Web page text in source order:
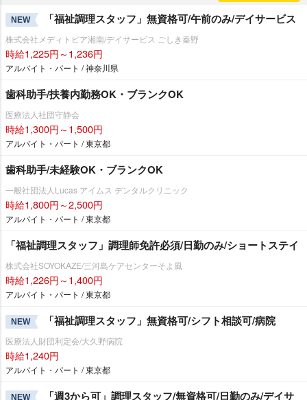
NEW 「福祉調理スタッフ」無資格可/午前のみ/デイサービス
株式会社メディトピア湘南/デイサービス ごしき秦野
時給1,225円～1,236円
アルバイト・パート / 神奈川県
歯科助手/扶養内勤務OK・ブランクOK
医療法人社団守静会
時給1,300円～1,500円
アルバイト・パート / 東京都
歯科助手/未経験OK・ブランクOK
一般社団法人Lucas アイムス デンタルクリニック
時給1,800円～2,500円
アルバイト・パート / 東京都
「福祉調理スタッフ」調理師免許必須/日勤のみ/ショートステイ
株式会社SOYOKAZE/三河島ケアセンターそよ風
時給1,226円～1,400円
アルバイト・パート / 東京都
NEW 「福祉調理スタッフ」無資格可/シフト相談可/病院
医療法人財団利定会/大久野病院
時給1,240円
アルバイト・パート / 東京都
NEW 「週3から可」調理スタッフ/無資格可/日勤のみ/デイサ